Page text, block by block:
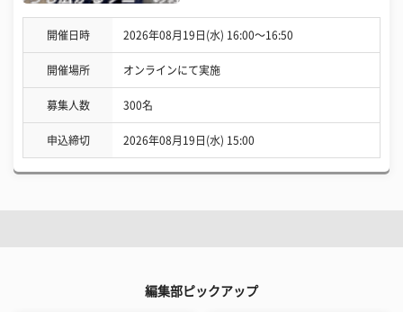
開催日時 2026年08月19日(水) 16:00〜16:50
開催場所 オンラインにて実施
募集人数 300名
申込締切 2026年08月19日(水) 15:00
編集部ピックアップ